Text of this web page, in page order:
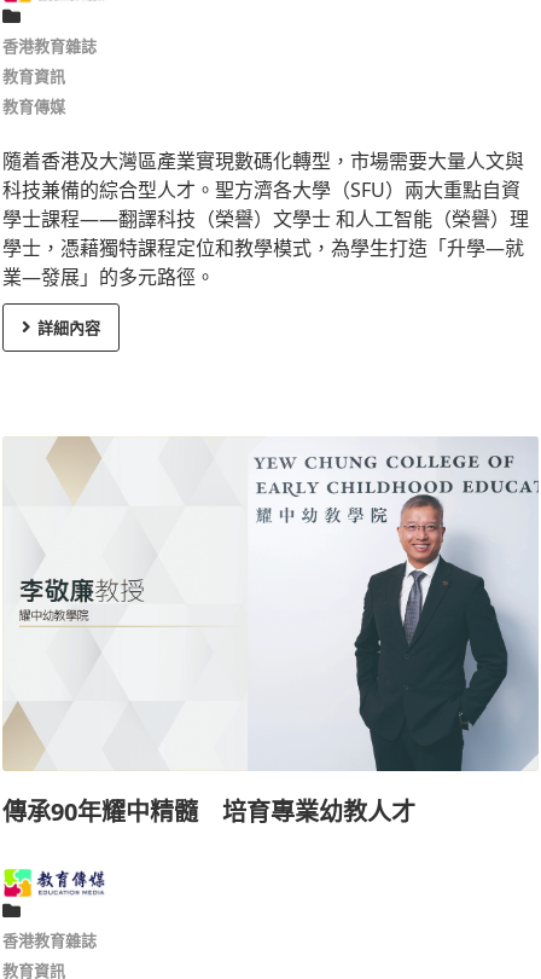
香港教育雜誌
教育資訊
教育傳媒
隨着香港及大灣區產業實現數碼化轉型，市場需要大量人文與
科技兼備的綜合型人才。聖方濟各大學（SFU）兩大重點自資
學士課程——翻譯科技（榮譽）文學士 和人工智能（榮譽）理
學士，憑藉獨特課程定位和教學模式，為學生打造「升學—就
業—發展」的多元路徑。
詳細內容
傳承90年耀中精髓 培育專業幼教人才
香港教育雜誌
教育資訊